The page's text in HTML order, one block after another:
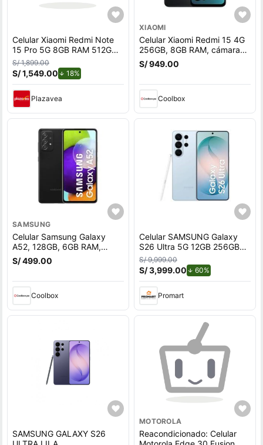
Celular Xiaomi Redmi Note
15 Pro 5G 8GB RAM 512GB
ROM Titanio - 6580mAh
S/ 1,899.00
S/ 1,549.00 18%
Plazavea
XIAOMI
Celular Xiaomi Redmi 15 4G
256GB, 8GB RAM, cámara
trasera 50 MP y frontal 8MP,
6.9"", negro
S/ 949.00
Coolbox
SAMSUNG
Celular Samsung Galaxy
A52, 128GB, 6GB RAM,
cámara trasera 64MP y
frontal 32MP, 6.5"",
S/ 499.00
Coolbox
Celular SAMSUNG Galaxy
S26 Ultra 5G 12GB 256GB
Azul
S/ 9,999.00
S/ 3,999.00 60%de descuento.
Promart
SAMSUNG GALAXY S26
MOTOROLA
Reacondicionado: Celular